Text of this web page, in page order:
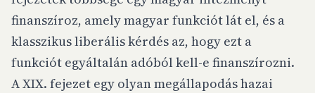
finanszíroz, amely magyar funkciót lát el, és a
klasszikus liberális kérdés az, hogy ezt a
funkciót egyáltalán adóból kell-e finanszírozni.
A XIX. fejezet egy olyan megállapodás hazai